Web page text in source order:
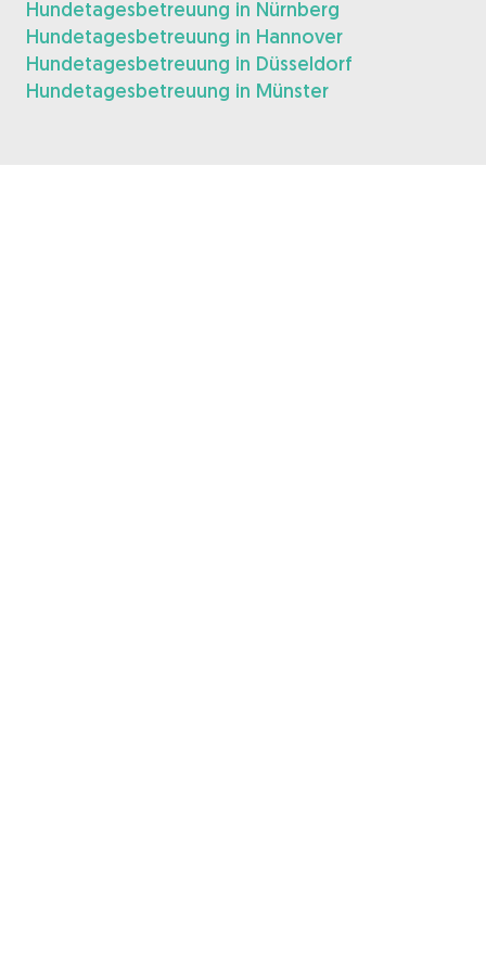
Hundetagesbetreuung in Nürnberg
Hundetagesbetreuung in Hannover
Hundetagesbetreuung in Düsseldorf
Hundetagesbetreuung in Münster